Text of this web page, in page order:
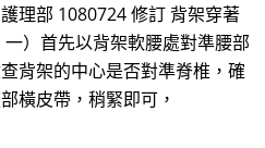
理部 1080724 修訂 背架穿著
）首先以背架軟腰處對準腰部
背架的中心是否對準脊椎，確
橫皮帶，稍緊即可，